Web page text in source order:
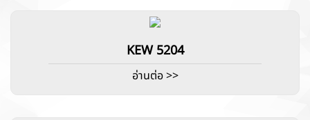
KEW 5204
อ่านต่อ >>